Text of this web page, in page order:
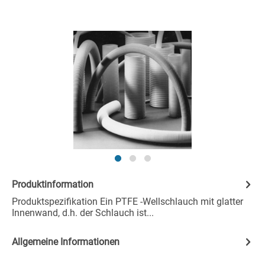
Produktinformation
Produktspezifikation Ein PTFE -Wellschlauch mit glatter
Innenwand, d.h. der Schlauch ist...
Allgemeine Informationen